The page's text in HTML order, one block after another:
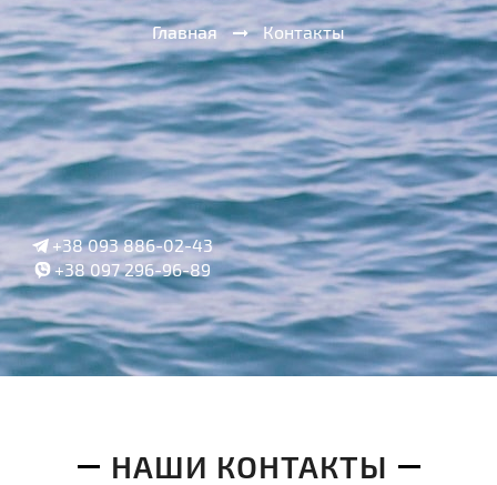
Главная Контакты
+38 093 886-02-43
+38 097 296-96-89
НАШИ КОНТАКТЫ